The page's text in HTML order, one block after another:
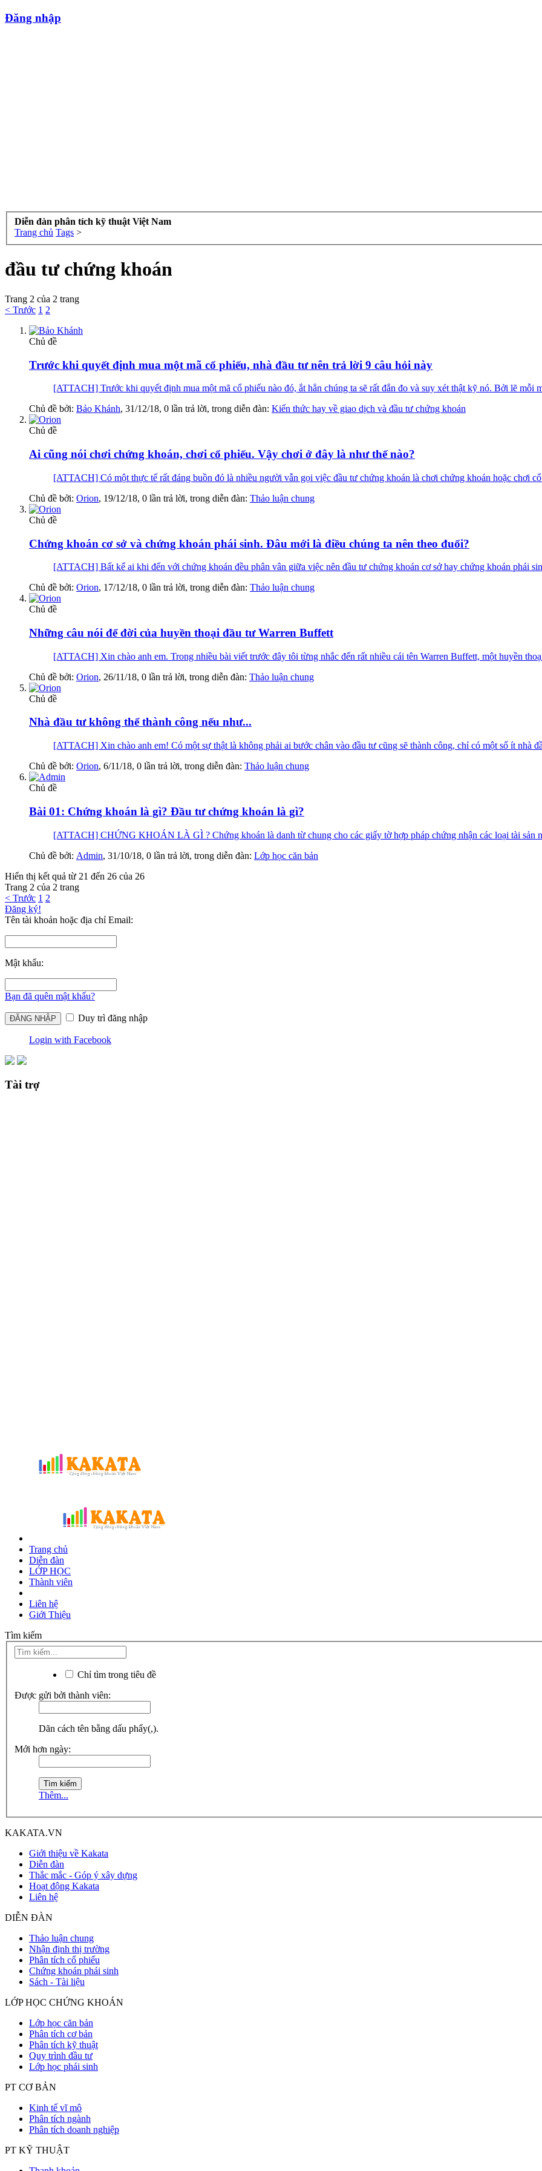
Đăng nhập
Diễn đàn phân tích kỹ thuật Việt Nam
Trang chủ Tags >
đầu tư chứng khoán
Trang 2 của 2 trang
< Trước 1 2
Chủ đề
Trước khi quyết định mua một mã cổ phiếu, nhà đầu tư nên trả lời 9 câu hỏi này
[ATTACH] Trước khi quyết định mua một mã cổ phiếu nào đó, ắt hẳn chúng ta sẽ rất đắn đo và suy xét thật kỹ nó. Bởi lẽ mỗi
Chủ đề bởi: Bảo Khánh, 31/12/18, 0 lần trả lời, trong diễn đàn: Kiến thức hay về giao dịch và đầu tư chứng khoán
Chủ đề
Ai cũng nói chơi chứng khoán, chơi cổ phiếu. Vậy chơi ở đây là như thế nào?
[ATTACH] Có một thực tế rất đáng buồn đó là nhiều người vẫn gọi việc đầu tư chứng khoán là chơi chứng khoán hoặc chơi
Chủ đề bởi: Orion, 19/12/18, 0 lần trả lời, trong diễn đàn: Thảo luận chung
Chủ đề
Chứng khoán cơ sở và chứng khoán phái sinh. Đâu mới là điều chúng ta nên theo đuổi?
[ATTACH] Bất kể ai khi đến với chứng khoán đều phân vân giữa việc nên đầu tư chứng khoán cơ sở hay chứng khoán phái
Chủ đề bởi: Orion, 17/12/18, 0 lần trả lời, trong diễn đàn: Thảo luận chung
Chủ đề
Những câu nói để đời của huyền thoại đầu tư Warren Buffett
[ATTACH] Xin chào anh em. Trong nhiều bài viết trước đây tôi từng nhắc đến rất nhiều cái tên Warren Buffett, một huyền
Chủ đề bởi: Orion, 26/11/18, 0 lần trả lời, trong diễn đàn: Thảo luận chung
Chủ đề
Nhà đầu tư không thể thành công nếu như...
[ATTACH] Xin chào anh em! Có một sự thật là không phải ai bước chân vào đầu tư cũng sẽ thành công, chỉ có một số ít nhà
Chủ đề bởi: Orion, 6/11/18, 0 lần trả lời, trong diễn đàn: Thảo luận chung
Chủ đề
Bài 01: Chứng khoán là gì? Đầu tư chứng khoán là gì?
[ATTACH] CHỨNG KHOÁN LÀ GÌ ? Chứng khoán là danh từ chung cho các giấy tờ hợp pháp chứng nhận các loại tài sản
Chủ đề bởi: Admin, 31/10/18, 0 lần trả lời, trong diễn đàn: Lớp học căn bản
Hiển thị kết quả từ 21 đến 26 của 26
Trang 2 của 2 trang
< Trước 1 2
Đăng ký!
Tên tài khoản hoặc địa chỉ Email:
Mật khẩu:
Bạn đã quên mật khẩu?
Duy trì đăng nhập
Login with Facebook
Tài trợ
Trang chủ
Diễn đàn
LỚP HỌC
Thành viên
Liên hệ
Giới Thiệu
Tìm kiếm
Chỉ tìm trong tiêu đề
Được gửi bởi thành viên:
Dãn cách tên bằng dấu phẩy(,).
Mới hơn ngày:
Thêm...
KAKATA.VN
Giới thiệu về Kakata
Diễn đàn
Thắc mắc - Góp ý xây dựng
Hoạt động Kakata
Liên hệ
DIỄN ĐÀN
Thảo luận chung
Nhận định thị trường
Phân tích cổ phiếu
Chứng khoán phái sinh
Sách - Tài liệu
LỚP HỌC CHỨNG KHOÁN
Lớp học căn bản
Phân tích cơ bản
Phân tích kỹ thuật
Quy trình đầu tư
Lớp học phái sinh
PT CƠ BẢN
Kinh tế vĩ mô
Phân tích ngành
Phân tích doanh nghiệp
PT KỸ THUẬT